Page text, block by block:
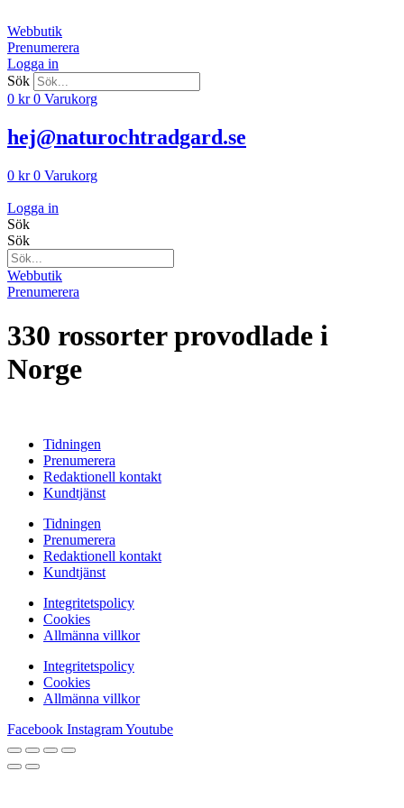
till
innehåll
Webbutik
Prenumerera
Logga in
Sök
0 kr 0 Varukorg
hej@naturochtradgard.se
0 kr 0 Varukorg
Logga in
Sök
Sök
Webbutik
Prenumerera
330 rossorter provodlade i
Norge
Tidningen
Prenumerera
Redaktionell kontakt
Kundtjänst
Tidningen
Prenumerera
Redaktionell kontakt
Kundtjänst
Integritetspolicy
Cookies
Allmänna villkor
Integritetspolicy
Cookies
Allmänna villkor
Facebook InstagramYoutube